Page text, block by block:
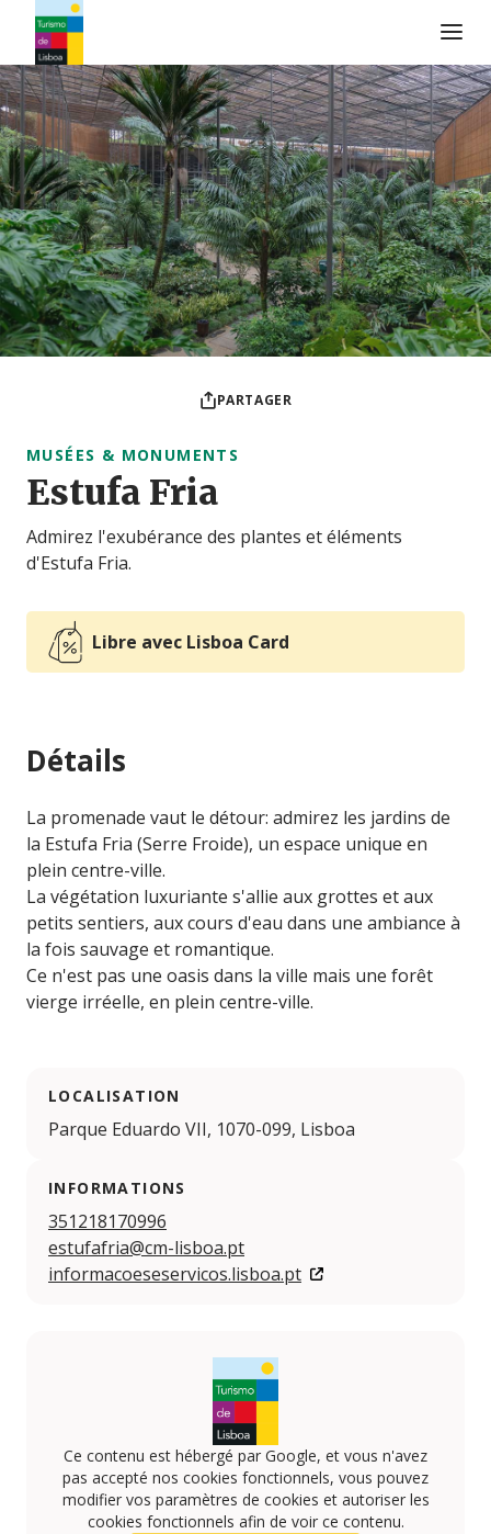
Logo de Turismo de Lisboa
PARTAGER
MUSÉES & MONUMENTS
Estufa Fria
Admirez l'exubérance des plantes et éléments
d'Estufa Fria.
Libre avec Lisboa Card
Détails
La promenade vaut le détour: admirez les jardins de
la Estufa Fria (Serre Froide), un espace unique en
plein centre-ville.
La végétation luxuriante s'allie aux grottes et aux
petits sentiers, aux cours d'eau dans une ambiance à
la fois sauvage et romantique.
Ce n'est pas une oasis dans la ville mais une forêt
vierge irréelle, en plein centre-ville.
LOCALISATION
Parque Eduardo VII, 1070-099, Lisboa
INFORMATIONS
351218170996
estufafria@cm-lisboa.pt
informacoeseservicos.lisboa.pt
Ce contenu est hébergé par Google, et vous n'avez
pas accepté nos cookies fonctionnels, vous pouvez
modifier vos paramètres de cookies et autoriser les
cookies fonctionnels afin de voir ce contenu.